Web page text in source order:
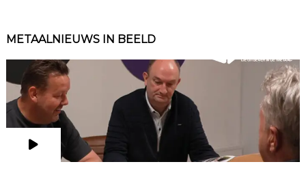
METAALNIEUWS IN BEELD